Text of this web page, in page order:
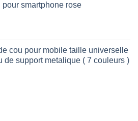
pour smartphone rose
cou pour mobile taille universelle
de support metalique ( 7 couleurs )